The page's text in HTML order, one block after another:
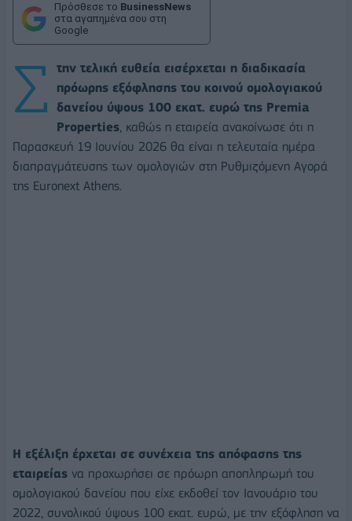
Πρόσθεσε το BusinessNews
στα αγαπημένα σου στη
Google
Σ
την τελική ευθεία εισέρχεται η διαδικασία
πρόωρης εξόφλησης του κοινού ομολογιακού
δανείου ύψους 100 εκατ. ευρώ της Premia
Properties, καθώς η εταιρεία ανακοίνωσε ότι η
Παρασκευή 19 Ιουνίου 2026 θα είναι η τελευταία ημέρα
διαπραγμάτευσης των ομολογιών στη Ρυθμιζόμενη Αγορά
της Euronext Athens.
Η εξέλιξη έρχεται σε συνέχεια της απόφασης της
εταιρείας να προχωρήσει σε πρόωρη αποπληρωμή του
ομολογιακού δανείου που είχε εκδοθεί τον Ιανουάριο του
2022, συνολικού ύψους 100 εκατ. ευρώ, με την εξόφληση να